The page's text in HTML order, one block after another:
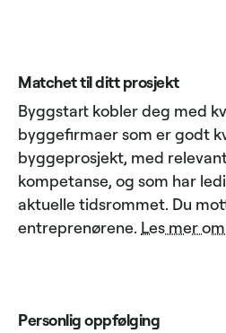
Matchet til ditt prosjekt
Byggstart kobler deg med
byggefirmaer som er godt
byggeprosjekt, med
kompetanse, og som har
aktuelle tidsrommet. Du
entreprenørene. Les mer
Personlig oppfølging